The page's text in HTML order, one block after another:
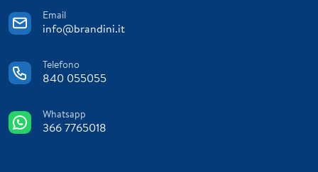
Email
info@brandini.it
Telefono
840 055055
Whatsapp
366 7765018